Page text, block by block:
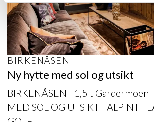
BIRKENÅSEN
Ny hytte med sol og utsikt
BIRKENÅSEN - 1,5 t Gardermoen
MED SOL OG UTSIKT - ALPINT -